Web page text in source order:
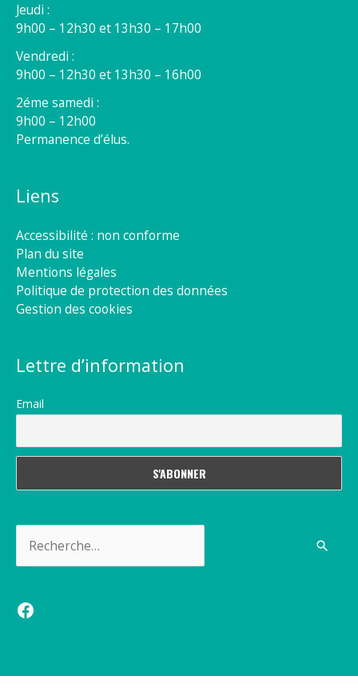
Jeudi :
9h00 – 12h30 et 13h30 – 17h00
Vendredi :
9h00 – 12h30 et 13h30 – 16h00
2éme samedi :
9h00 – 12h00
Permanence d’élus.
Liens
Accessibilité : non conforme
Plan du site
Mentions légales
Politique de protection des données
Gestion des cookies
Lettre d’information
Email
Facebook